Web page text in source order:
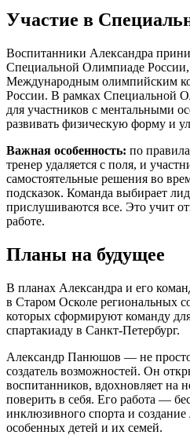
Участие в
Воспитанники Александра
Специальной Олимпиаде России,
Международным олимпийским
России. В рамках Специальной
для участников с ментальными
развивать физическую форму и
Важная особенность: по
тренер удаляется с поля, и
самостоятельные решения во
подсказок. Команда выбирает
прислушиваются все. Это учит
работе.
Планы на будущее
В планах Александра и его
в Старом Осколе региональных
которых сформируют команду
спартакиаду в Санкт-Петербург.
Александр Панюшов — не просто
создатель возможностей. Он
воспитанников, вдохновляет на
поверить в себя. Его работа —
инклюзивного спорта и
особенных детей и их семей.